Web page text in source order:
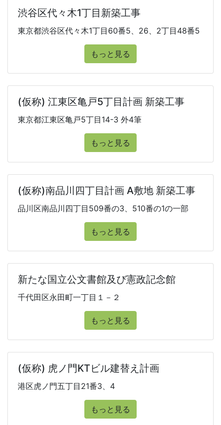
渋谷区代々木1丁目新築工事
東京都渋谷区代々木1丁目60番5、26、2丁目48番5
もっと見る
(仮称) 江東区亀戸5丁目計画 新築工事
東京都江東区亀戸5丁目14-3 外4筆
もっと見る
(仮称)南品川四丁目計画 A敷地 新築工事
品川区南品川四丁目509番の3、510番の1の一部
もっと見る
新たな国立公文書館及び憲政記念館
千代田区永田町一丁目１－２
もっと見る
(仮称) 虎ノ門KTビル建替え計画
港区虎ノ門五丁目21番3、4
もっと見る